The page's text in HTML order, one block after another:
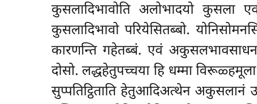
कुसलादिभावोति अलोभादयो कुसला
कुसलादिभावो परियेसितब्बो.
कारणन्ति गहेतब्बं. एवं
दोसो. लद्धहेतुपच्चया हि धम्मा विरूळ्हमूला
सुप्पतिट्ठिताति हेतुआदिअत्थेन अकुसलानं